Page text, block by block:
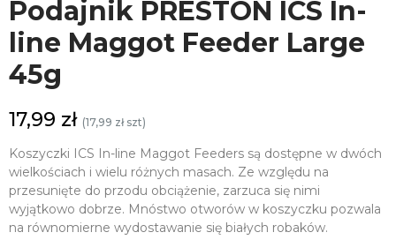
Podajnik PRESTON ICS In-
line Maggot Feeder Large
45g
17,99 zł (17,99 zł szt)
Koszyczki ICS In-line Maggot Feeders są dostępne w dwóch
wielkościach i wielu różnych masach. Ze względu na
przesunięte do przodu obciążenie, zarzuca się nimi
wyjątkowo dobrze. Mnóstwo otworów w koszyczku pozwala
na równomierne wydostawanie się białych robaków.